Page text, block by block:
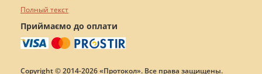
Полный текст
Приймаємо до оплати
Copyright © 2014-2026 «Протокол». Все права защищены.